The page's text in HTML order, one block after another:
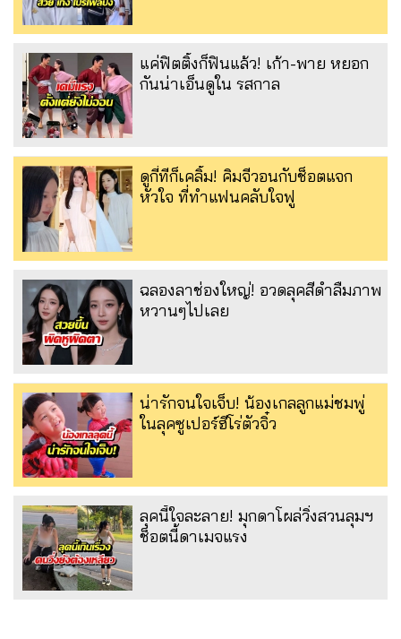
แค่ฟิตติ้งก็ฟินแล้ว! เก้า-พาย หยอก
กันน่าเอ็นดูใน รสกาล
ดูกี่ทีก็เคลิ้ม! คิมจีวอนกับช็อตแจก
หัวใจ ที่ทำแฟนคลับใจฟู
ฉลองลาช่องใหญ่! อวดลุคสีดำลืมภาพ
หวานๆไปเลย
น่ารักจนใจเจ็บ! น้องเกลลูกแม่ชมพู่
ในลุคซูเปอร์ฮีโร่ตัวจิ๋ว
ลุคนี้ใจละลาย! มุกดาโผล่วิ่งสวนลุมฯ
ช็อตนี้ดาเมจแรง